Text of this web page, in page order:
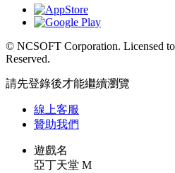
© NCSOFT Corporation. Licensed
Reserved.
請先登錄後才能繼續瀏覽
線上客服
贊助我們
遊戲名
亞丁天堂 M